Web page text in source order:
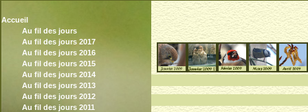
Accueil
Au fil des jours
Au fil des jours 2017
Au fil des jours 2016
Au fil des jours 2015
Au fil des jours 2014
Au fil des jours 2013
Au fil des jours 2012
Au fil des jours 2011